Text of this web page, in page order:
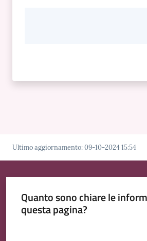
Ultimo aggiornamento:09-10-2024 15:54
Quanto sono chiare le
questa pagina?